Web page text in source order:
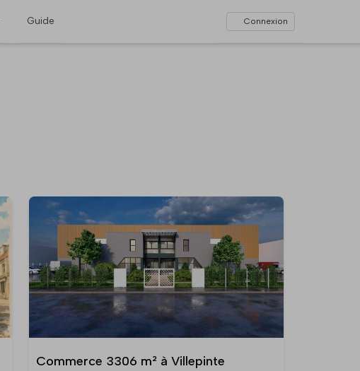
Guide Connexion
Commerce 3306 m² à Villepinte